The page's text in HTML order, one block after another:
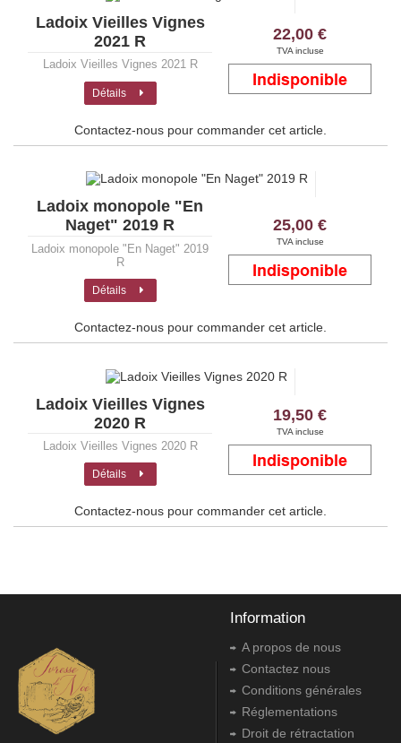
Ladoix Vieilles Vignes
2021 R
Ladoix Vieilles Vignes 2021 R
Détails
22,00 €
TVA incluse
Contactez-nous pour commander cet article.
Ladoix monopole "En
Naget" 2019 R
Ladoix monopole "En Naget" 2019
R
Détails
25,00 €
TVA incluse
Contactez-nous pour commander cet article.
Ladoix Vieilles Vignes
2020 R
Ladoix Vieilles Vignes 2020 R
Détails
19,50 €
TVA incluse
Contactez-nous pour commander cet article.
Information
A propos de nous
Contactez nous
Conditions générales
Réglementations
Droit de rétractation